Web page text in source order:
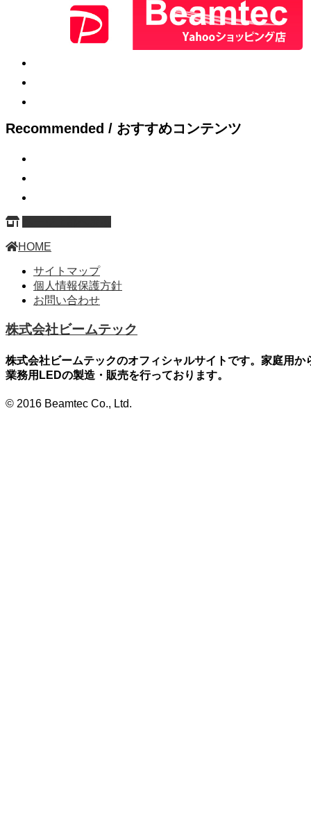
Recommended / おすすめコンテンツ
HOME
サイトマップ
個人情報保護方針
お問い合わせ
株式会社ビームテック
株式会社ビームテックのオフィシャルサイトです。家庭用か
業務用LEDの製造・販売を行っております。
© 2016 Beamtec Co., Ltd.